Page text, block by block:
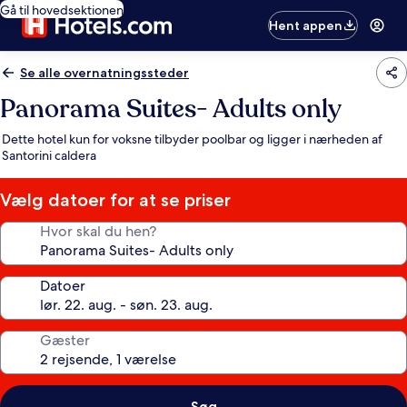
Gå til hovedsektionen
Hent appen
Se alle overnatningssteder
Panorama Suites- Adults only
Dette hotel kun for voksne tilbyder poolbar og ligger i nærheden af
Santorini caldera
Vælg datoer for at se priser
Hvor skal du hen?
Datoer
Gæster